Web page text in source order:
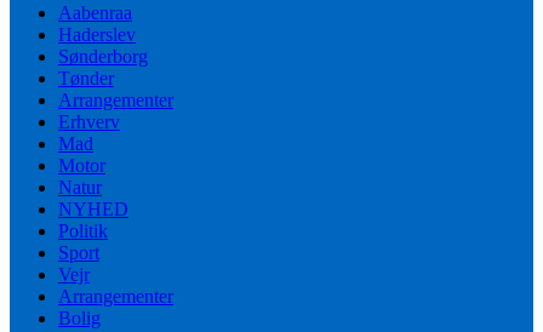
Aabenraa
Haderslev
Sønderborg
Tønder
Arrangementer
Erhverv
Mad
Motor
Natur
NYHED
Politik
Sport
Vejr
Arrangementer
Bolig